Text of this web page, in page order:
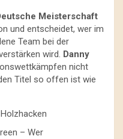
Meisterschaft
und entscheidet, wer im
Team bei der
wird. Danny
nicht
Titel so offen ist wie
– Wer